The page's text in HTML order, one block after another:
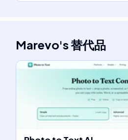
Marevo's替代品